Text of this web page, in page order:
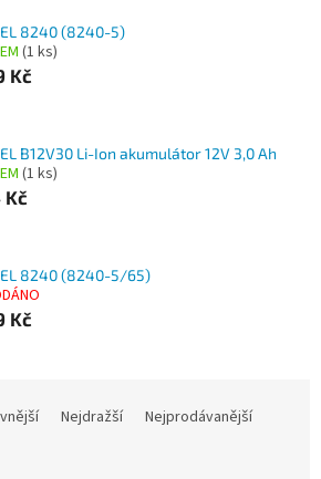
8240 (8240-5)
(1 ks)
Kč
B12V30 Li-Ion akumulátor 12V 3,0 Ah
(1 ks)
Kč
8240 (8240-5/65)
Kč
Nejdražší
Nejprodávanější